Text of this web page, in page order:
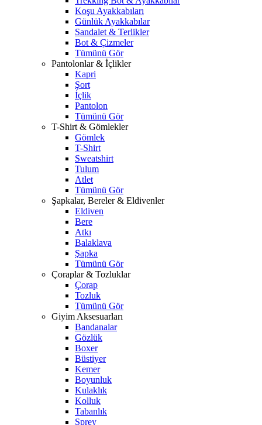
Koşu Ayakkabıları
Günlük Ayakkabılar
Sandalet & Terlikler
Bot & Çizmeler
Tümünü Gör
Pantolonlar & İçlikler
Kapri
Şort
İçlik
Pantolon
Tümünü Gör
T-Shirt & Gömlekler
Gömlek
T-Shirt
Sweatshirt
Tulum
Atlet
Tümünü Gör
Şapkalar, Bereler & Eldivenler
Eldiven
Bere
Atkı
Balaklava
Şapka
Tümünü Gör
Çoraplar & Tozluklar
Çorap
Tozluk
Tümünü Gör
Giyim Aksesuarları
Bandanalar
Gözlük
Boxer
Büstiyer
Kemer
Boyunluk
Kulaklık
Kolluk
Tabanlık
Sprey